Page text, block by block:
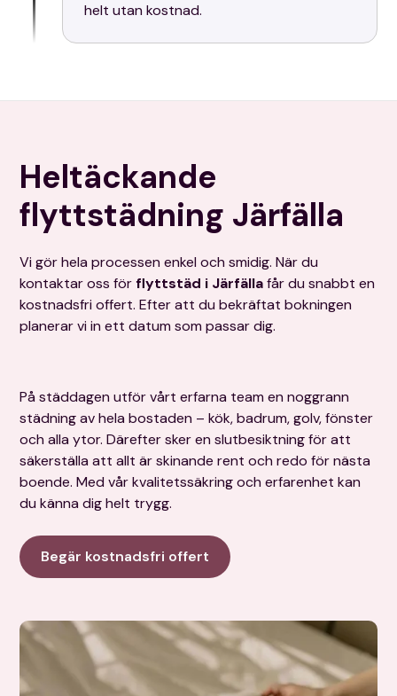
helt utan kostnad.
Heltäckande
flyttstädning Järfälla
Vi gör hela processen enkel och smidig. När du
kontaktar oss förflyttstäd i Järfällafår du snabbt en
kostnadsfri offert. Efter att du bekräftat bokningen
planerar vi in ett datum som passar dig.
På städdagen utför vårt erfarna team en noggrann
städning av hela bostaden – kök, badrum, golv, fönster
och alla ytor. Därefter sker en slutbesiktning för att
säkerställa att allt är skinande rent och redo för nästa
boende. Med vår kvalitetssäkring och erfarenhet kan
du känna dig helt trygg.
Begär kostnadsfri offert